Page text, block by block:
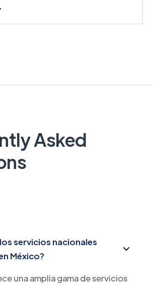
Asked
servicios nacionales
México?
una amplia gama de servicios